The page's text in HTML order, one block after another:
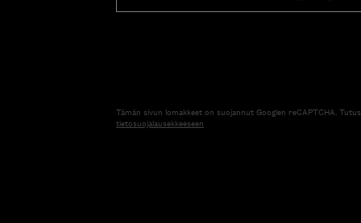
Tämän sivun lomakkeet on suojannut Googlen reCAPTCHA.
tietosuojalausekkeeseen